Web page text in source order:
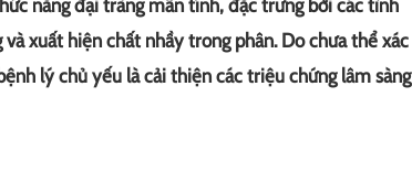
năng đại tràng mãn tính, đặc trưng bởi các tình
xuất hiện chất nhầy trong phân. Do chưa thể xác
lý chủ yếu là cải thiện các triệu chứng lâm sàng